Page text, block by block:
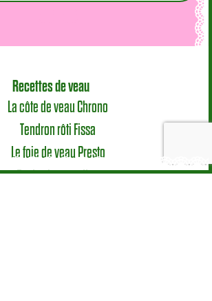
Recettes de veau
La côte de veau Chrono
Tendron rôti Fissa
Le foie de veau Presto
Toutes les recettes